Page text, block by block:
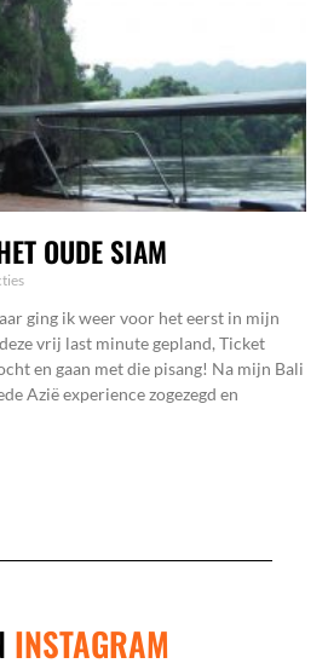
OUDE SIAM
ging ik weer voor het eerst in mijn
vrij last minute gepland, Ticket
en gaan met die pisang! Na mijn Bali
Azië experience zogezegd en
INSTAGRAM